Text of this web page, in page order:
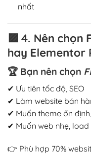
nhất
4. Nên chọn
hay Elementor
🏆 Bạn nên chọn
✔ Ưu tiên tốc độ, SEO
✔ Làm website bán
✔ Muốn theme ổn
✔ Muốn web nhẹ,
👉 Phù hợp 70%